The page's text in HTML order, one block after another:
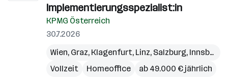
Implementierungsspezialist:in
KPMG Österreich
30.7.2026
Wien, Graz, Klagenfurt, Linz, Salzburg, Innsbruck
Vollzeit
Homeoffice ab 49.000 € jährlich